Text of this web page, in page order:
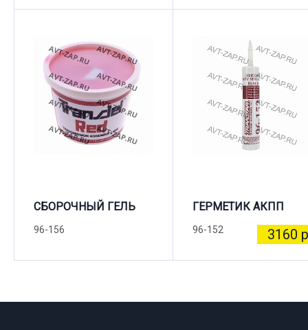
СБОРОЧНЫЙ ГЕЛЬ
96-156
ГЕРМЕТИК АКПП
96-152 3160